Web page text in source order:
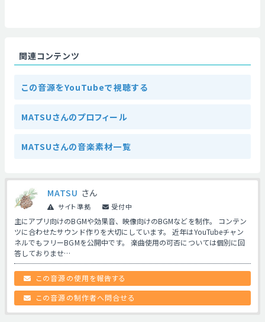
関連コンテンツ
この音源をYouTubeで視聴する
MATSUさんのプロフィール
MATSUさんの音楽素材一覧
MATSU さん
サイト準拠 受付中
主にアプリ向けのBGMや効果音、映像向けのBGMなどを制作。 コンテン
ツに合わせたサウンド作りを大切にしています。 近年はYouTubeチャン
ネルでもフリーBGMを公開中です。 楽曲使用の可否については個別に回
答しておりませ…
この音源の使用を報告する
この音源の制作者へ問合せる